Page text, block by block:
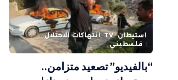
استيطان TV انتهاكات الاحتلال
فلسطيني
“بالفيديو” تصعيد متزامن..